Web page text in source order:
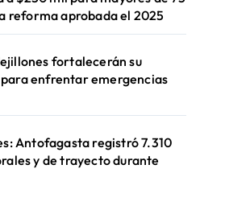
reforma aprobada el 2025
fortalecerán su
enfrentar emergencias
Antofagasta registró 7.310
y de trayecto durante